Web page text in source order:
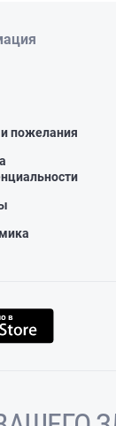
пожелания